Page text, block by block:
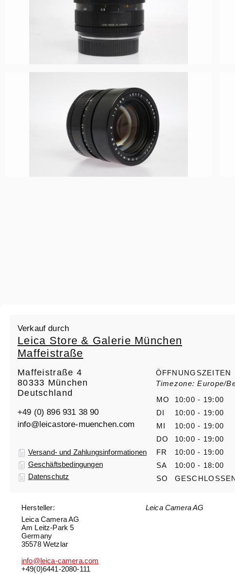
Verkauf durch
Leica Store & Galerie München
Maffeistraße
Maffeistraße 4
80333 München
Deutschland
+49 (0) 896 931 38 90
info@leicastore-muenchen.com
Versand- und Zahlungsinformationen
Geschäftsbedingungen
Datenschutz
ÖFFNUNGSZEITEN
Timezone: Europe/
MO
10:00 - 19:00
DI
10:00 - 19:00
MI
10:00 - 19:00
DO
10:00 - 19:00
FR
10:00 - 19:00
SA
10:00 - 18:00
SO
GESCHLOSSEN
Hersteller:
Leica Camera AG
Am Leitz-Park 5
Germany
35578 Wetzlar
info@leica-camera.com
+49(0)6441-2080-111
Leica Camera AG